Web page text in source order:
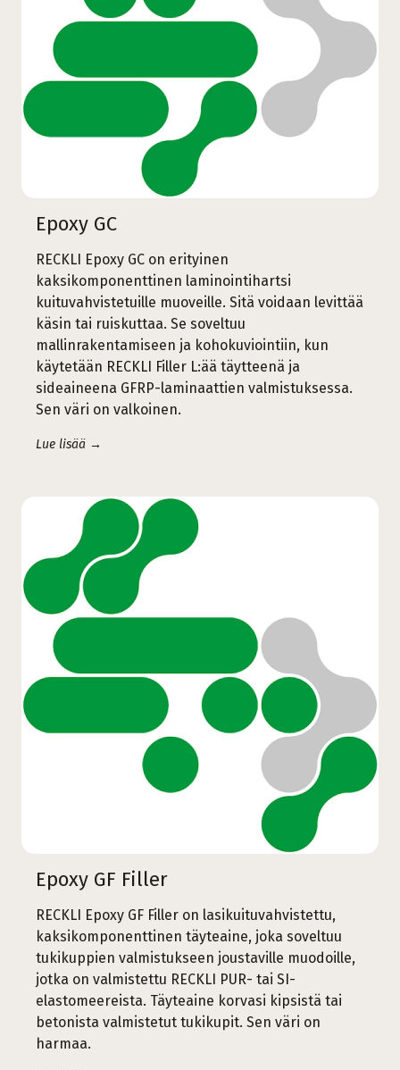
Epoxy GC
RECKLI Epoxy GC on erityinen
kaksikomponenttinen laminointihartsi
kuituvahvistetuille muoveille. Sitä voidaan levittää
käsin tai ruiskuttaa. Se soveltuu
mallinrakentamiseen ja kohokuviointiin, kun
käytetään RECKLI Filler L:ää täytteenä ja
sideaineena GFRP-laminaattien valmistuksessa.
Sen väri on valkoinen.
Lue lisää →
Epoxy GF Filler
RECKLI Epoxy GF Filler on lasikuituvahvistettu,
kaksikomponenttinen täyteaine, joka soveltuu
tukikuppien valmistukseen joustaville muodoille,
jotka on valmistettu RECKLI PUR- tai SI-
elastomeereista. Täyteaine korvasi kipsistä tai
betonista valmistetut tukikupit. Sen väri on
harmaa.